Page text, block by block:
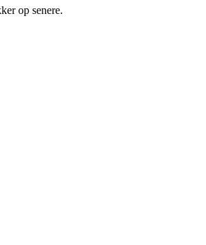
op senere.